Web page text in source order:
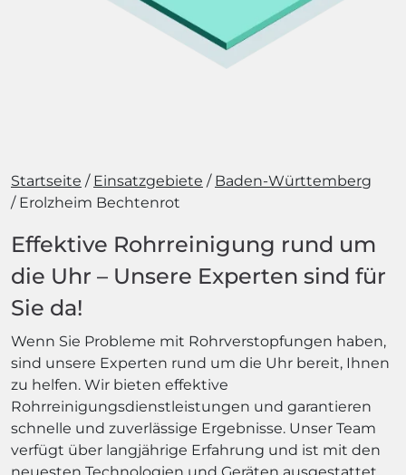
Startseite Einsatzgebiete
Baden-Württemberg
Erolzheim Bechtenrot
Effektive Rohrreinigung rund um
die Uhr – Unsere Experten sind für
Sie da!
Wenn Sie Probleme mit Rohrverstopfungen haben,
sind unsere Experten rund um die Uhr bereit, Ihnen
zu helfen. Wir bieten effektive
Rohrreinigungsdienstleistungen und garantieren
schnelle und zuverlässige Ergebnisse. Unser Team
verfügt über langjährige Erfahrung und ist mit den